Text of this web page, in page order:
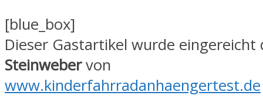
[blue_box]
Dieser Gastartikel wurde
Steinwebervon
www.kinderfahrradanhaengertest.de